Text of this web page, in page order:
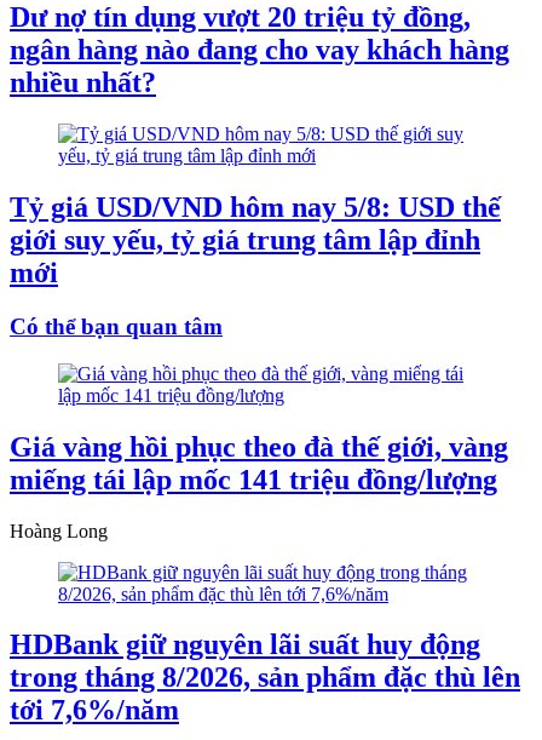
Dư nợ tín dụng vượt 20 triệu tỷ đồng,
ngân hàng nào đang cho vay khách hàng
nhiều nhất?
Tỷ giá USD/VND hôm nay 5/8: USD thế
giới suy yếu, tỷ giá trung tâm lập đỉnh
mới
Có thể bạn quan tâm
Giá vàng hồi phục theo đà thế giới, vàng
miếng tái lập mốc 141 triệu đồng/lượng
Hoàng Long
HDBank giữ nguyên lãi suất huy động
trong tháng 8/2026, sản phẩm đặc thù lên
tới 7,6%/năm